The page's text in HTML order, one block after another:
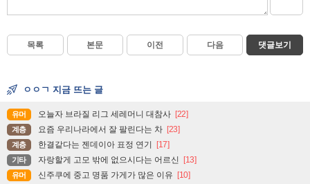
목록 본문 이전 다음 댓글보기
ㅇㅇㄱ 지금 뜨는 글
유머 오늘자 브라질 리그 세레머니 대참사 [22]
계층 요즘 우리나라에서 잘 팔린다는 차 [23]
계층 한결같다는 젠데이아 표정 연기 [17]
기타 자랑할게 고모 밖에 없으시다는 어르신 [13]
유머 신주쿠에 중고 명품 가게가 많은 이유 [10]